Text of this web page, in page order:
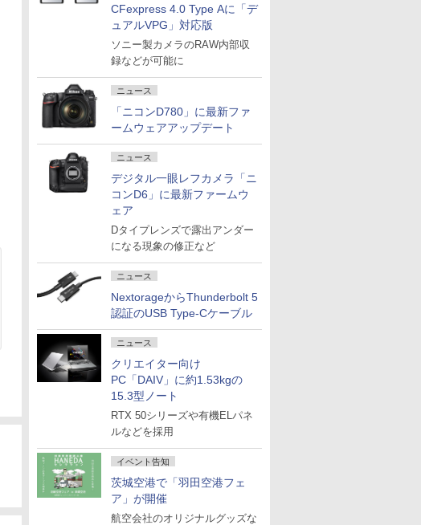
CFexpress 4.0 Type Aに「デ
ュアルVPG」対応版
ソニー製カメラのRAW内部収
録などが可能に
ニュース
「ニコンD780」に最新ファ
ームウェアアップデート
ニュース
デジタル一眼レフカメラ「ニ
コンD6」に最新ファームウ
ェア
Dタイプレンズで露出アンダー
になる現象の修正など
ニュース
NextorageからThunderbolt 5
認証のUSB Type-Cケーブル
ニュース
クリエイター向け
PC「DAIV」に約1.53kgの
15.3型ノート
RTX 50シリーズや有機ELパネ
ルなどを採用
イベント告知
茨城空港で「羽田空港フェ
ア」が開催
航空会社のオリジナルグッズな